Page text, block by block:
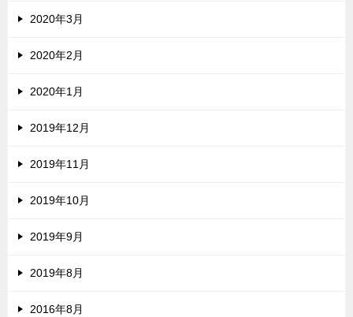
2020年3月
2020年2月
2020年1月
2019年12月
2019年11月
2019年10月
2019年9月
2019年8月
2016年8月